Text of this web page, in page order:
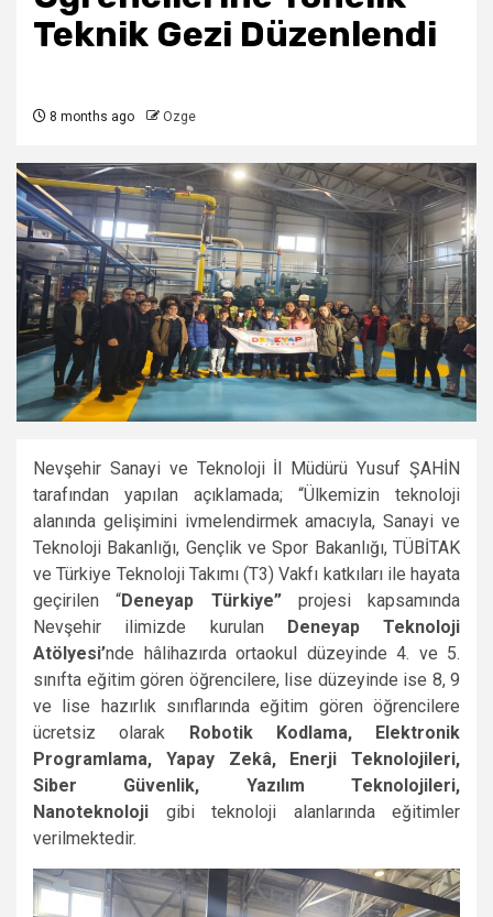
Teknik Gezi Düzenlendi
8 months ago Ozge
Nevşehir Sanayi ve Teknoloji İl Müdürü Yusuf ŞAHİN
tarafından yapılan açıklamada; “Ülkemizin teknoloji
alanında gelişimini ivmelendirmek amacıyla, Sanayi ve
Teknoloji Bakanlığı, Gençlik ve Spor Bakanlığı, TÜBİTAK
ve Türkiye Teknoloji Takımı (T3) Vakfı katkıları ile hayata
geçirilen “Deneyap Türkiye” projesi kapsamında
Nevşehir ilimizde kurulan Deneyap Teknoloji
Atölyesi’nde hâlihazırda ortaokul düzeyinde 4. ve 5.
sınıfta eğitim gören öğrencilere, lise düzeyinde ise 8, 9
ve lise hazırlık sınıflarında eğitim gören öğrencilere
ücretsiz olarak Robotik Kodlama, Elektronik
Programlama, Yapay Zekâ, Enerji Teknolojileri,
Siber Güvenlik, Yazılım Teknolojileri,
Nanoteknoloji gibi teknoloji alanlarında eğitimler
verilmektedir.